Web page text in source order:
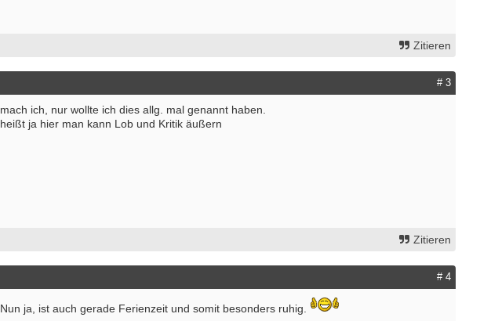
Zitieren
# 3
mach ich, nur wollte ich dies allg. mal genannt haben.
heißt ja hier man kann Lob und Kritik äußern
Zitieren
# 4
Nun ja, ist auch gerade Ferienzeit und somit besonders ruhig.
Berlin/ Mitte
weitere Praktikumsgesuche
Ergotherapeut:in (m/w/d) mit Schwerpunkt
25996 - Wenningstedt
Ergotherapeut (m/w/d) in der ambulanten
Versorgung ES 21/2026
50931 - Köln